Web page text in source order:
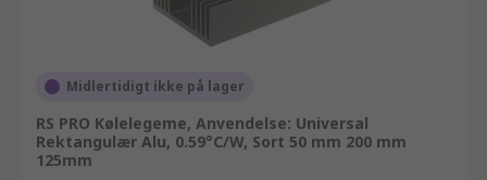
Midlertidigt ikke på lager
RS PRO Kølelegeme, Anvendelse: Universal
Rektangulær Alu, 0.59°C/W, Sort 50 mm 200 mm
125mm